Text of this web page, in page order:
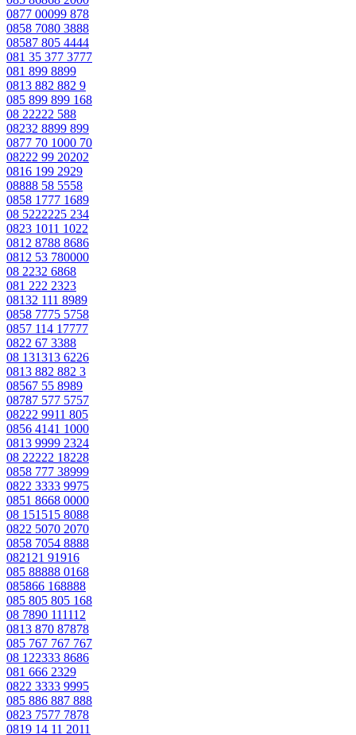
0877 00099 878
0858 7080 3888
08587 805 4444
081 35 377 3777
081 899 8899
0813 882 882 9
085 899 899 168
08 22222 588
08232 8899 899
0877 70 1000 70
08222 99 20202
0816 199 2929
08888 58 5558
0858 1777 1689
08 5222225 234
0823 1011 1022
0812 8788 8686
0812 53 780000
08 2232 6868
081 222 2323
08132 111 8989
0858 7775 5758
0857 114 17777
0822 67 3388
08 131313 6226
0813 882 882 3
08567 55 8989
08787 577 5757
08222 9911 805
0856 4141 1000
0813 9999 2324
08 22222 18228
0858 777 38999
0822 3333 9975
0851 8668 0000
08 151515 8088
0822 5070 2070
0858 7054 8888
082121 91916
085 88888 0168
085866 168888
085 805 805 168
08 7890 111112
0813 870 87878
085 767 767 767
08 122333 8686
081 666 2329
0822 3333 9995
085 886 887 888
0823 7577 7878
0819 14 11 2011